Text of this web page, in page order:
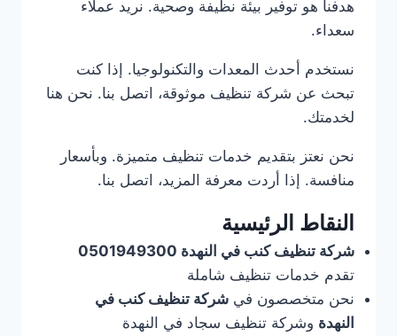
هدفنا هو توفير بيئة نظيفة وصحية. نريد عملاء
سعداء.
نستخدم أحدث المعدات والتكنولوجيا. إذا كنت
تبحث عن شركة تنظيف موثوقة، اتصل بنا. نحن هنا
لخدمتك.
نحن نعتز بتقديم خدمات تنظيف متميزة. وبأسعار
منافسة. إذا أردت معرفة المزيد، اتصل بنا.
النقاط الرئيسية
شركة تنظيف كنب في النهدة 0501949300
تقدم خدمات تنظيف شاملة
نحن متخصصون في شركة تنظيف كنب في
النهدة وشركة تنظيف سجاد في النهدة